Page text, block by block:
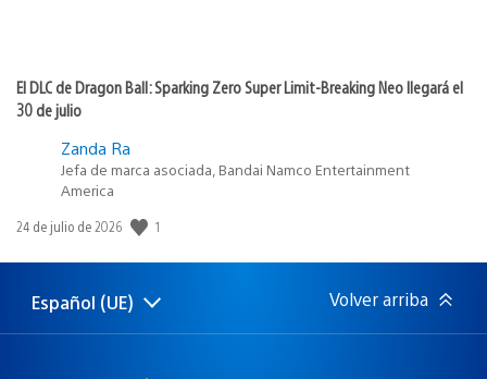
El DLC de Dragon Ball: Sparking Zero Super Limit-Breaking Neo llegará el
30 de julio
Zanda Ra
Jefa de marca asociada, Bandai Namco Entertainment
America
Fecha
publicación:
24 de julio de 2026 1
Selecciona
Región
Español (UE) Volver arriba